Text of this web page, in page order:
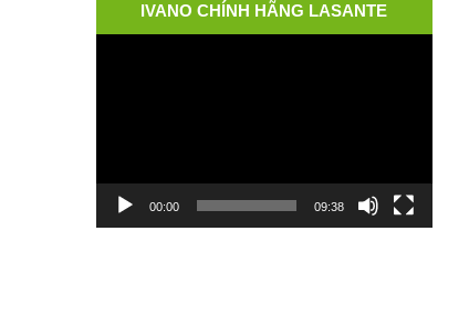
IVANO CHÍNH HÃNG LASANTE
00:00 09:38